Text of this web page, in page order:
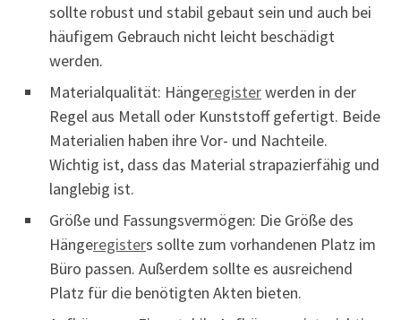
sollte robust und stabil gebaut sein und auch bei
häufigem Gebrauch nicht leicht beschädigt
werden.
Materialqualität: Hängeregisterwerden in der
Regel aus Metall oder Kunststoff gefertigt. Beide
Materialien haben ihre Vor- und Nachteile.
Wichtig ist, dass das Material strapazierfähig und
langlebig ist.
Größe und Fassungsvermögen: Die Größe des
Hängeregisters sollte zum vorhandenen Platz im
Büro passen. Außerdem sollte es ausreichend
Platz für die benötigten Akten bieten.